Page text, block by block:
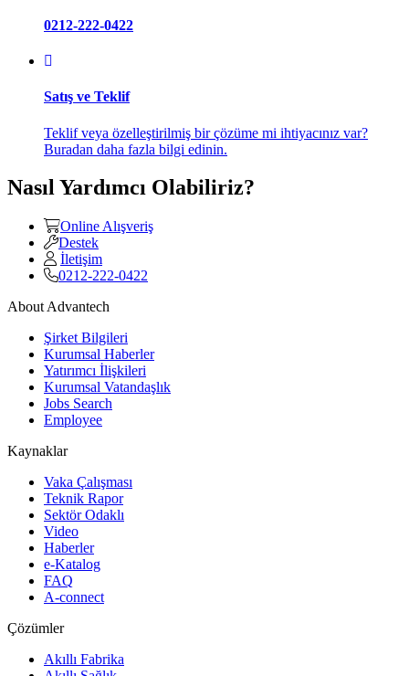
0212-222-0422
Satış ve Teklif
Teklif veya özelleştirilmiş bir çözüme mi ihtiyacınız var?
Buradan daha fazla bilgi edinin.
Nasıl Yardımcı Olabiliriz?
Online Alışveriş
Destek
İletişim
0212-222-0422
About Advantech
Şirket Bilgileri
Kurumsal Haberler
Yatırımcı İlişkileri
Kurumsal Vatandaşlık
Jobs Search
Employee
Kaynaklar
Vaka Çalışması
Teknik Rapor
Sektör Odaklı
Video
Haberler
e-Katalog
FAQ
A-connect
Çözümler
Akıllı Fabrika